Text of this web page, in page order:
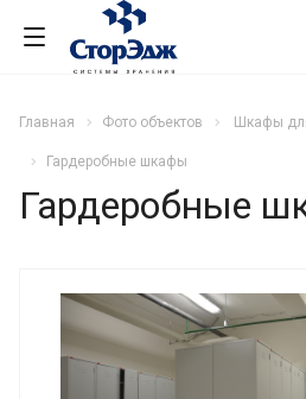
Главная Фото объектов Шкафы
Гардеробные шкафы
Гардеробные